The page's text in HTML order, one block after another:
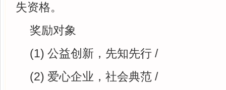
失资格。
奖励对象
(1) 公益创新，先知先行 /
(2) 爱心企业，社会典范 /